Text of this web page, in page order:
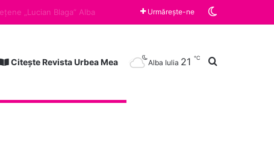
Urmărește-ne
Citește Revista Urbea Mea Alba Iulia 21 ℃ Caută după